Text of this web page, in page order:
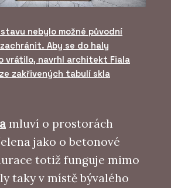
nebylo možné původní
Aby se do haly
vrátilo, navrhl architekt Fiala
zakřivených tabulí skla
mluví o prostorách
jako o betonové
totiž funguje mimo
taky v místě bývalého